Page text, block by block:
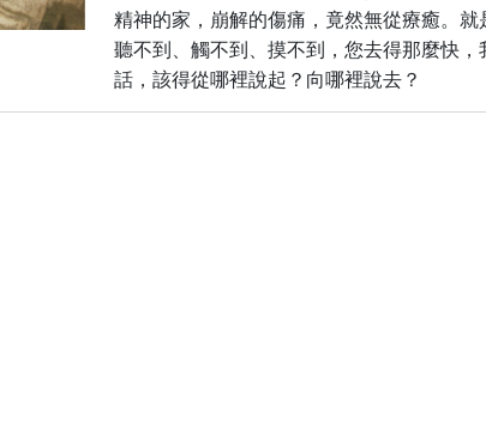
精神的家，崩解的傷痛，竟然無從療癒。就
聽不到、觸不到、摸不到，您去得那麼快
話，該得從哪裡說起？向哪裡說去？